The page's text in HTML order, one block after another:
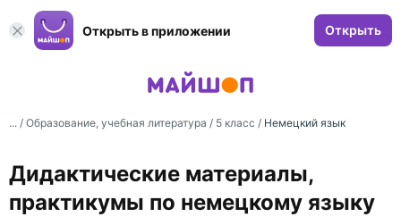
Открыть в приложении Открыть
... / Образование, учебная литература / 5 класс / Немецкий язык
Дидактические материалы,
практикумы по немецкому языку